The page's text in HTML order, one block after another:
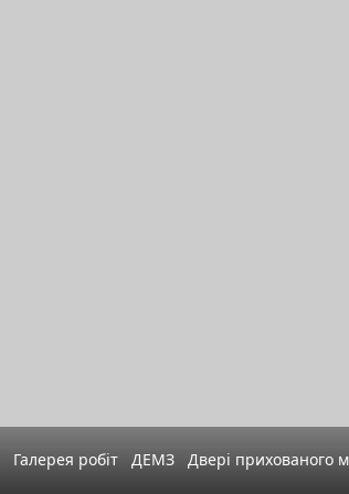
Галерея робіт ДЕМЗ Двері прихованого